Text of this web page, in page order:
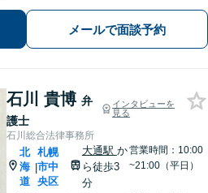
メールで面談予約
石川 貴博 弁
護士
インタビューを
見る
石川総合法律事務所
北
海
道
|
札幌
市中
央区
大通駅 か
ら徒歩3
分
営業時間：10:00
~21:00（平日）